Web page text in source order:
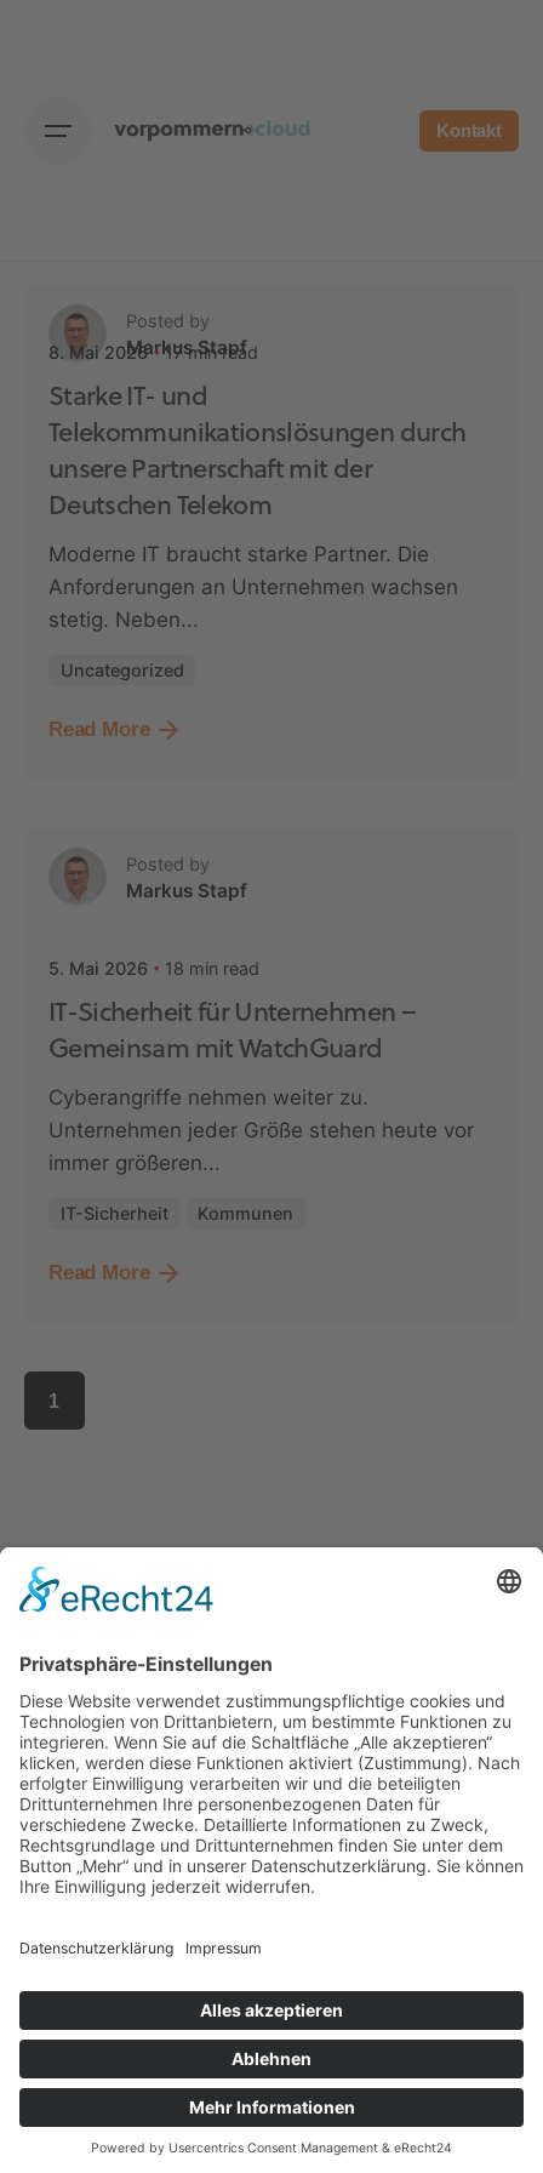
Kontakt
Posted by
Markus Stapf
8. Mai 2026 17 min read
Starke IT- und
Telekommunikationslösungen durch
unsere Partnerschaft mit der
Deutschen Telekom
Moderne IT braucht starke Partner. Die
Anforderungen an Unternehmen wachsen
stetig. Neben...
Uncategorized
Read More
Posted by
Markus Stapf
5. Mai 2026 18 min read
IT-Sicherheit für Unternehmen –
Gemeinsam mit WatchGuard
Cyberangriffe nehmen weiter zu.
Unternehmen jeder Größe stehen heute vor
immer größeren...
IT-Sicherheit Kommunen
Read More
1
vorpommerncloud ist eine Marke der:
msisdesign. GmbH & Co. KGAlte Dorfstraße 19 a
17392 BoldekowDeutschland
Wir bieten flexible, sichere und zukunftsfähige IT-
Lösungen für Unternehmen, öffentliche
Einrichtungen und Ämter – regional betreut,
zuverlässig umgesetzt und individuell auf Ihre
Anforderungen abgestimmt. →